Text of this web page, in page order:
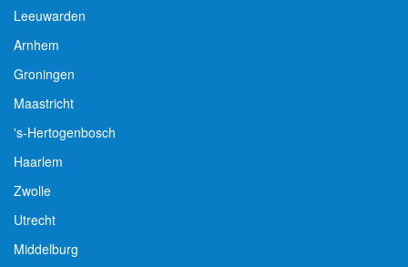
Leeuwarden
Arnhem
Groningen
Maastricht
's-Hertogenbosch
Haarlem
Zwolle
Utrecht
Middelburg